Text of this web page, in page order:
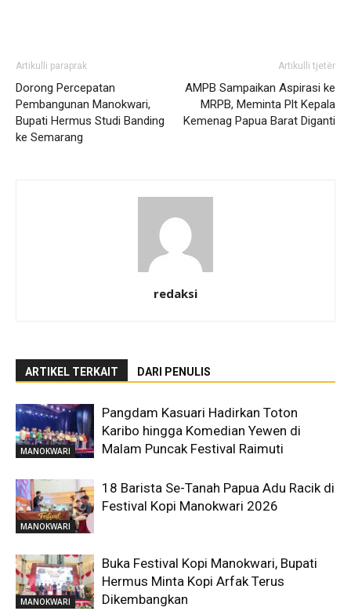
Artikulli paraprak
Dorong Percepatan
Pembangunan Manokwari,
Bupati Hermus Studi Banding
ke Semarang
Artikulli tjetër
AMPB Sampaikan Aspirasi ke
MRPB, Meminta Plt Kepala
Kemenag Papua Barat Diganti
redaksi
ARTIKEL TERKAIT DARI PENULIS
MANOKWARI
Pangdam Kasuari Hadirkan Toton
Karibo hingga Komedian Yewen di
Malam Puncak Festival Raimuti
MANOKWARI
18 Barista Se-Tanah Papua Adu Racik di
Festival Kopi Manokwari 2026
MANOKWARI
Buka Festival Kopi Manokwari, Bupati
Hermus Minta Kopi Arfak Terus
Dikembangkan